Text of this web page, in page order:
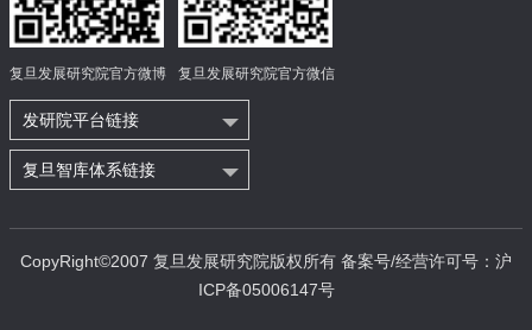
复旦发展研究院官方微博 复旦发展研究院官方微信
发研院平台链接
复旦智库体系链接
CopyRight©2007 复旦发展研究院版权所有 备案号/经营许可号：沪
ICP备05006147号